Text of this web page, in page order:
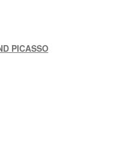
PICASSO